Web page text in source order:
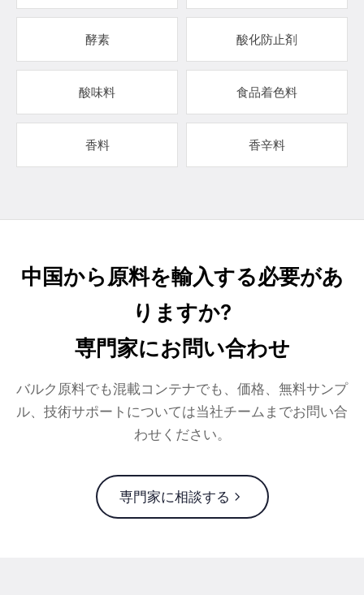
酵素 酸化防止剤
酸味料 食品着色料
香料 香辛料
中国から原料を輸入する必要があ
りますか?
専門家にお問い合わせ
バルク原料でも混載コンテナでも、価格、無料サンプ
ル、技術サポートについては当社チームまでお問い合
わせください。
専門家に相談する